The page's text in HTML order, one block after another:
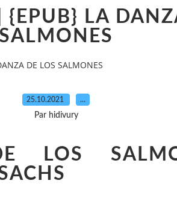
{EPUB} LA
SALMONES
DE LOS SALMONES
25.10.2021 …
Par hidivury
LOS